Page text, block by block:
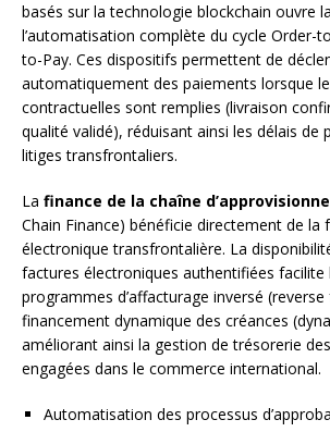
basés sur la technologie blockchain ouvre
l’automatisation complète du cycle Order-
to-Pay. Ces dispositifs permettent de
automatiquement des paiements lorsque
contractuelles sont remplies (livraison
qualité validé), réduisant ainsi les délais de
litiges transfrontaliers.
La finance de la chaîne
Chain Finance) bénéficie directement de la
électronique transfrontalière. La
factures électroniques authentifiées facilite
programmes d’affacturage inversé
financement dynamique des créances
améliorant ainsi la gestion de trésorerie
engagées dans le commerce international.
Automatisation des processus